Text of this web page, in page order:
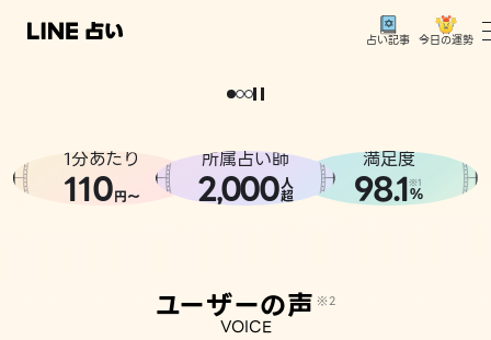
占い記事 今日の運勢
相談事例
どうせなら
。
1分あたり
110円〜
所属占い師
2,000人
超
満足度
98.1※1
%
ユーザーの声 ※2
VOICE